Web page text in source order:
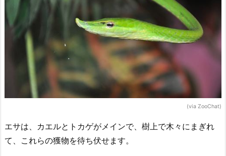
(via ZooChat)
エサは、カエルとトカゲがメインで、樹上で木々にまぎれ
て、これらの獲物を待ち伏せます。